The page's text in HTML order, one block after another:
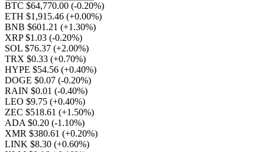
BTC $64,770.00 (-0.20%)
ETH $1,915.46 (+0.00%)
BNB $601.21 (+1.30%)
XRP $1.03 (-0.20%)
SOL $76.37 (+2.00%)
TRX $0.33 (+0.70%)
HYPE $54.56 (+0.40%)
DOGE $0.07 (-0.20%)
RAIN $0.01 (-0.40%)
LEO $9.75 (+0.40%)
ZEC $518.61 (+1.50%)
ADA $0.20 (-1.10%)
XMR $380.61 (+0.20%)
LINK $8.30 (+0.60%)